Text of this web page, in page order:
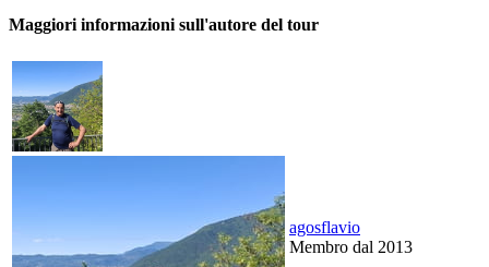
Maggiori informazioni sull'autore del tour
agosflavio
Membro dal 2013